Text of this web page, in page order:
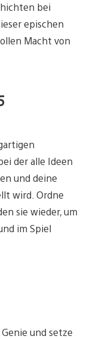
bei
epischen
Macht von
der alle Ideen
und deine
wird. Ordne
sie wieder, um
im Spiel
und setze